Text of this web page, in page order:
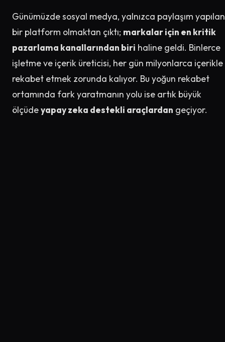
Günümüzde sosyal medya, yalnızca paylaşım yapılan
bir platform olmaktan çıktı; markalar için en kritik
pazarlama kanallarından biri haline geldi. Binlerce
işletme ve içerik üreticisi, her gün milyonlarca içerikle
rekabet etmek zorunda kalıyor. Bu yoğun rekabet
ortamında fark yaratmanın yolu ise artık büyük
ölçüdeyapay zeka destekli araçlardan geçiyor.